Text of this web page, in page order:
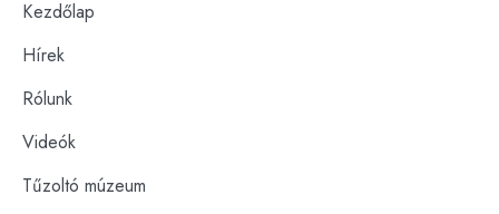
Kezdőlap
Hírek
Rólunk
Videók
Tűzoltó múzeum